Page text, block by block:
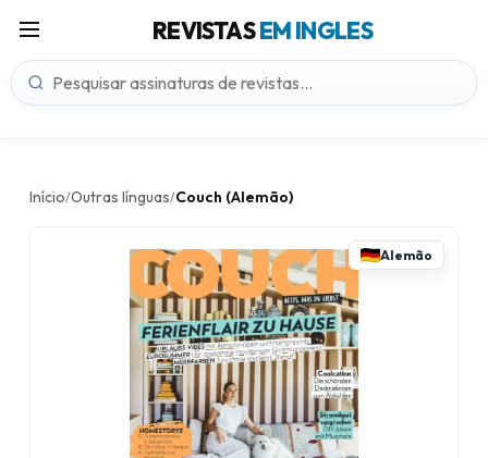
REVISTASEM INGLES
Início/Outras línguas/Couch (Alemão)
Alemão